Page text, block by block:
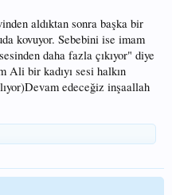
aldıktan sonra başka bir
kovuyor. Sebebini ise imam
daha fazla çıkıyor" diye
Ali bir kadıyı sesi halkın
edeceğiz inşaallah